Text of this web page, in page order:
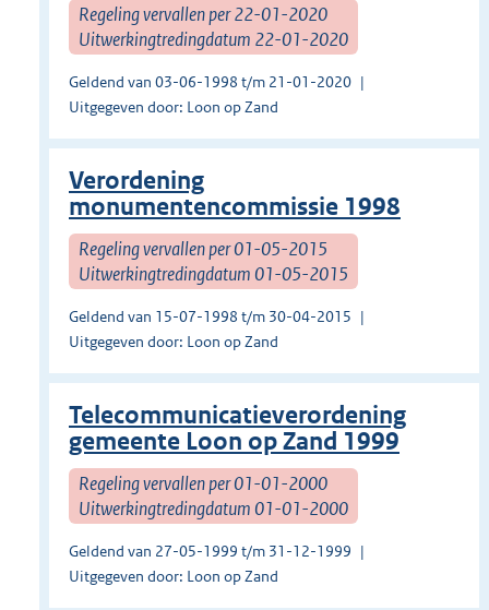
Regeling vervallen per 22-01-2020
Uitwerkingtredingdatum 22-01-2020
Geldend van 03-06-1998 t/m 21-01-2020
Uitgegeven door: Loon op Zand
Verordening
monumentencommissie 1998
Regeling vervallen per 01-05-2015
Uitwerkingtredingdatum 01-05-2015
Geldend van 15-07-1998 t/m 30-04-2015
Uitgegeven door: Loon op Zand
Telecommunicatieverordening
gemeente Loon op Zand 1999
Regeling vervallen per 01-01-2000
Uitwerkingtredingdatum 01-01-2000
Geldend van 27-05-1999 t/m 31-12-1999
Uitgegeven door: Loon op Zand